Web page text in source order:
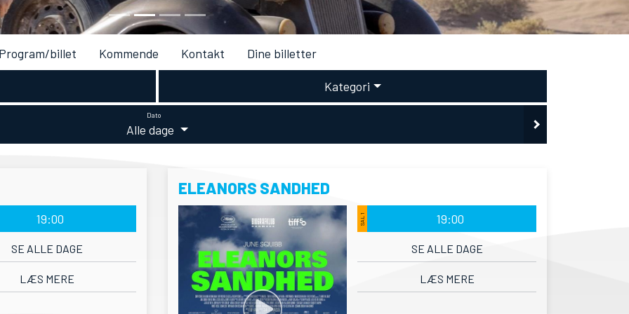
Program/billet Kommende Kontakt Dine billetter
Kategori
Dato
Alle dage
19:00
SE ALLE DAGE
LÆS MERE
ELEANORS SANDHED
SAL 1 19:00
SE ALLE DAGE
LÆS MERE